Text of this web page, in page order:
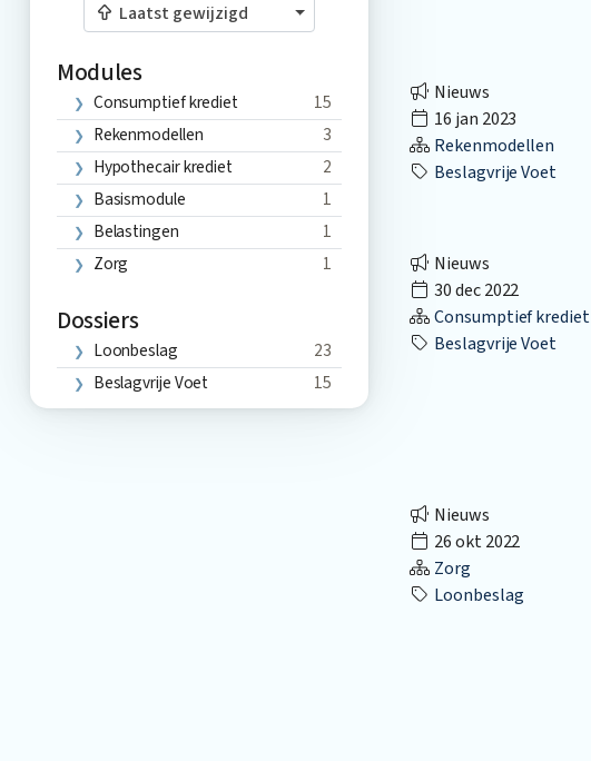
Laatst gewijzigd
Modules
Consumptief krediet
15
Rekenmodellen
3
Hypothecair krediet
2
Basismodule
1
Belastingen
1
Zorg
1
Dossiers
Loonbeslag
23
Beslagvrije Voet
15
Nieuws
16 jan 2023
Rekenmodellen
Beslagvrije Voet
Nieuws
30 dec 2022
Consumptief krediet
Beslagvrije Voet
Nieuws
26 okt 2022
Zorg
Loonbeslag